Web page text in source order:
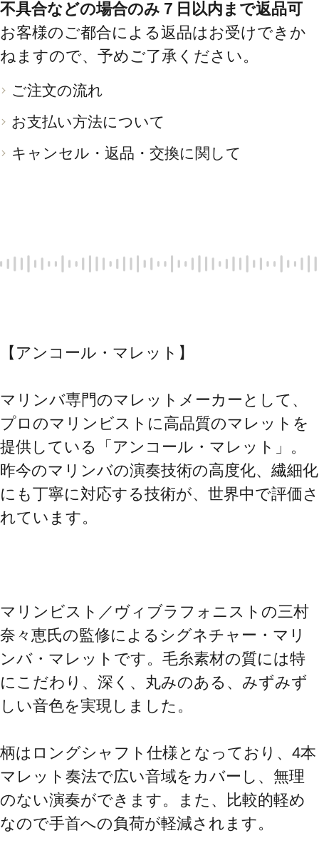
不具合などの場合のみ７日以内まで返品可
お客様のご都合による返品はお受けできか
ねますので、予めご了承ください。
ご注文の流れ
お支払い方法について
キャンセル・返品・交換に関して
【アンコール・マレット】
マリンバ専門のマレットメーカーとして、
プロのマリンビストに高品質のマレットを
提供している「アンコール・マレット」。
昨今のマリンバの演奏技術の高度化、繊細化
にも丁寧に対応する技術が、世界中で評価さ
れています。
マリンビスト／ヴィブラフォニストの三村
奈々恵氏の監修によるシグネチャー・マリ
ンバ・マレットです。毛糸素材の質には特
にこだわり、深く、丸みのある、みずみず
しい音色を実現しました。
柄はロングシャフト仕様となっており、4本
マレット奏法で広い音域をカバーし、無理
のない演奏ができます。また、比較的軽め
なので手首への負荷が軽減されます。